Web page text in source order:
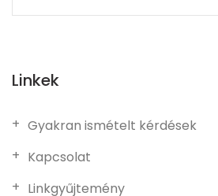
Linkek
Gyakran ismételt kérdések
Kapcsolat
Linkgyűjtemény